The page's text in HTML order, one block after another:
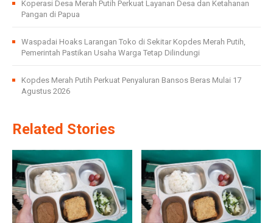
Koperasi Desa Merah Putih Perkuat Layanan Desa dan Ketahanan
Pangan di Papua
Waspadai Hoaks Larangan Toko di Sekitar Kopdes Merah Putih,
Pemerintah Pastikan Usaha Warga Tetap Dilindungi
Kopdes Merah Putih Perkuat Penyaluran Bansos Beras Mulai 17
Agustus 2026
Related Stories